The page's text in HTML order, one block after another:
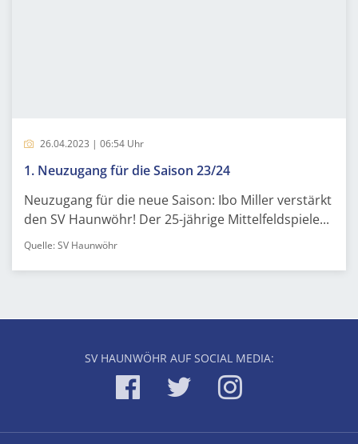
26.04.2023 | 06:54 Uhr
1. Neuzugang für die Saison 23/24
Neuzugang für die neue Saison: Ibo Miller verstärkt
den SV Haunwöhr! Der 25-jährige Mittelfeldspiele...
Quelle: SV Haunwöhr
SV HAUNWÖHR AUF SOCIAL MEDIA: